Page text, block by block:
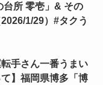
台所 零壱」& その
1/29）#タクう
転手さん一番うまい
】福岡県博多「博